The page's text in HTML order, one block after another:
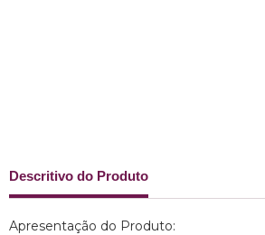
Descritivo do Produto
Apresentação do Produto: